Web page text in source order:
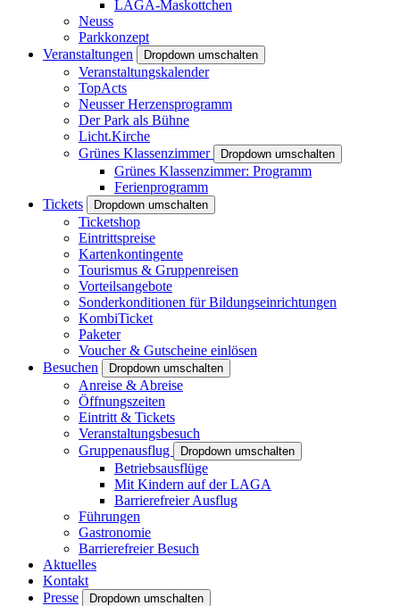
LAGA-Maskottchen
Neuss
Parkkonzept
Veranstaltungen
Dropdown umschalten
Veranstaltungskalender
TopActs
Neusser Herzensprogramm
Der Park als Bühne
Licht.Kirche
Grünes Klassenzimmer
Dropdown umschalten
Grünes Klassenzimmer: Programm
Ferienprogramm
Tickets
Dropdown umschalten
Ticketshop
Eintrittspreise
Kartenkontingente
Tourismus & Gruppenreisen
Vorteilsangebote
Sonderkonditionen für Bildungseinrichtungen
KombiTicket
Paketer
Voucher & Gutscheine einlösen
Besuchen
Dropdown umschalten
Anreise & Abreise
Öffnungszeiten
Eintritt & Tickets
Veranstaltungsbesuch
Gruppenausflug
Dropdown umschalten
Betriebsausflüge
Mit Kindern auf der LAGA
Barrierefreier Ausflug
Führungen
Gastronomie
Barrierefreier Besuch
Aktuelles
Kontakt
Presse
Dropdown umschalten